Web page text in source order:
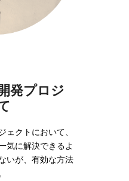
発プロジ
ェクトにおいて、
気に解決できるよ
いが、有効な方法